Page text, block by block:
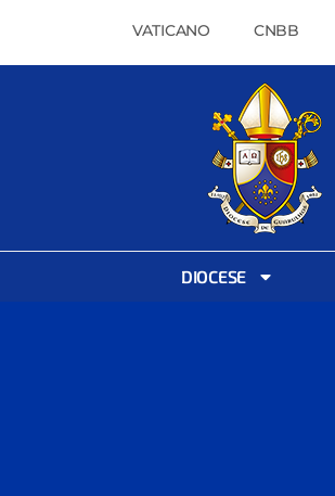
VATICANO CNBB
DIOCESE